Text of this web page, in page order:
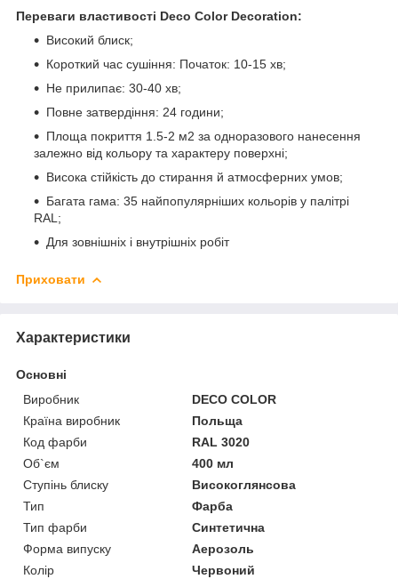
Переваги властивості Deco Color Decoration:
Високий блиск;
Короткий час сушіння: Початок: 10-15 хв;
Не прилипає: 30-40 хв;
Повне затвердіння: 24 години;
Площа покриття 1.5-2 м2 за одноразового нанесення
залежно від кольору та характеру поверхні;
Висока стійкість до стирання й атмосферних умов;
Багата гама: 35 найпопулярніших кольорів у палітрі
RAL;
Для зовнішніх і внутрішніх робіт
Приховати
Характеристики
Основні
Виробник
DECO COLOR
Країна виробник
Польща
Код фарби
RAL 3020
Об`єм
400 мл
Ступінь блиску
Високоглянсова
Тип
Фарба
Тип фарби
Синтетична
Форма випуску
Аерозоль
Колір
Червоний